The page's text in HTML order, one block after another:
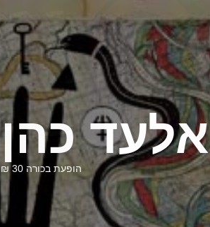
אלעד כהן
הופעת בכורה 30 ₪